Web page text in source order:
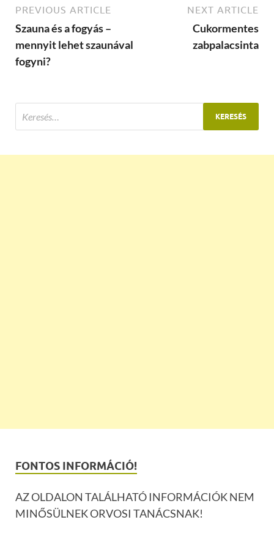
PREVIOUS ARTICLE
Szauna és a fogyás –
mennyit lehet szaunával
fogyni?
NEXT ARTICLE
Cukormentes
zabpalacsinta
FONTOS INFORMÁCIÓ!
AZ OLDALON TALÁLHATÓ INFORMÁCIÓK NEM
MINŐSÜLNEK ORVOSI TANÁCSNAK!